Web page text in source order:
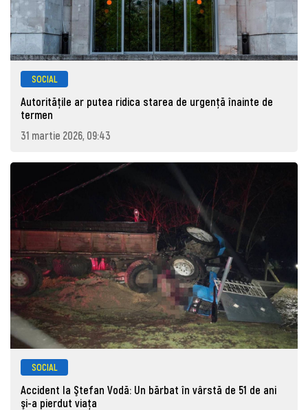
SOCIAL
Autoritățile ar putea ridica starea de urgență înainte de
termen
31 martie 2026, 09:43
SOCIAL
Accident la Ştefan Vodă: Un bărbat în vârstă de 51 de ani
şi-a pierdut viaţa